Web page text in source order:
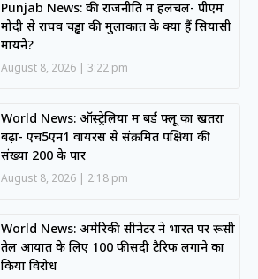
Punjab News: की राजनीति में हलचल- पीएम
मोदी से राघव चड्ढा की मुलाकात के क्या हैं सियासी
मायने?
August 8, 2026 3:22 pm
World News: ऑस्ट्रेलिया में बर्ड फ्लू का खतरा
बढ़ा- एच5एन1 वायरस से संक्रमित पक्षियों की
संख्या 200 के पार
August 8, 2026 2:18 pm
World News: अमेरिकी सीनेटर ने भारत पर रूसी
तेल आयात के लिए 100 फीसदी टैरिफ लगाने का
किया विरोध